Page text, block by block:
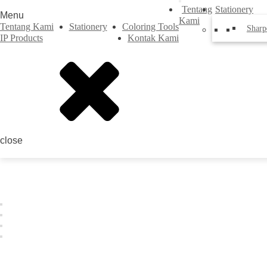
Menu
Tentang Kami
Stationery
Coloring Tools
IP Products
Kontak Kami
close
Tentang
Kami
Stationery